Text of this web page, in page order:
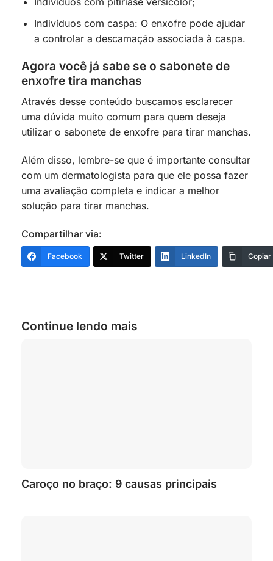
Indivíduos com caspa: O enxofre pode ajudar
a controlar a descamação associada à caspa.
Agora você já sabe se o sabonete de
enxofre tira manchas
Através desse conteúdo buscamos esclarecer
uma dúvida muito comum para quem deseja
utilizar o sabonete de enxofre para tirar manchas.
Além disso, lembre-se que é importante consultar
com um dermatologista para que ele possa fazer
uma avaliação completa e indicar a melhor
solução para tirar manchas.
Compartilhar via:
Facebook Twitter LinkedIn Copiar
Continue lendo mais
Caroço no braço: 9 causas principais